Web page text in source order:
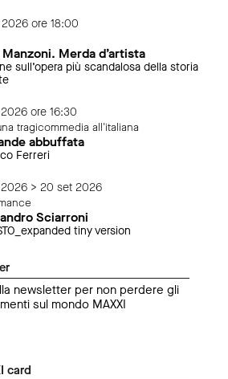
ore 18:00
Merda d’artista
sull’opera più scandalosa della storia
ore 16:30
tragicommedia all'italiana
abbuffata
Ferreri
> 20 set 2026
Sciarroni
tiny version
newsletter per non perdere gli
sul mondo MAXXI
card